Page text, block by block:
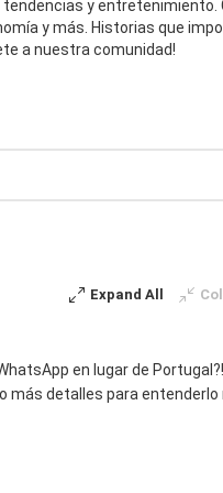
y entretenimiento.
y más. Historias que
a nuestra comunidad!
Expand All
en lugar de
detalles para entenderlo